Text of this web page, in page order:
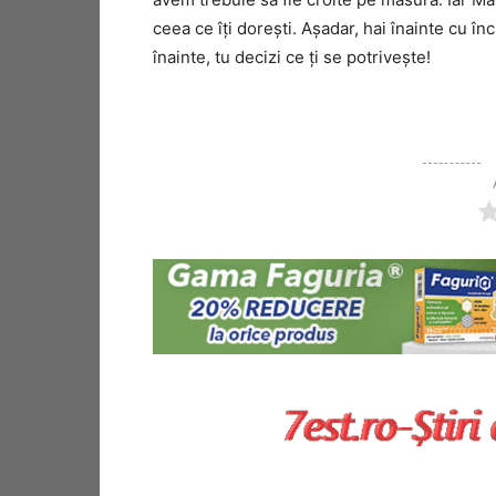
ceea ce îți dorești. Așadar, hai înainte cu
înainte, tu decizi ce ți se potrivește!